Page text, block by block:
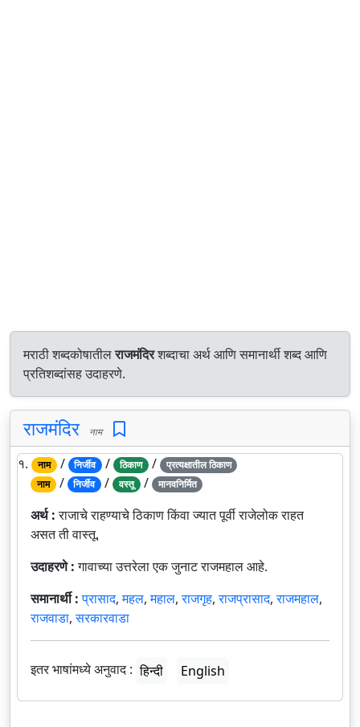
मराठी शब्दकोषातीलराजमंदिरशब्दाचा अर्थ आणि समानार्थी शब्द आणि
प्रतिशब्दांसह उदाहरणे.
राजमंदिर नाम
१. नाम / निर्जीव / ठिकाण /
प्रत्यक्षातील ठिकाण
नाम / निर्जीव / वस्तू / मानवनिर्मित
अर्थ :राजाचे राहण्याचे ठिकाण किंवा ज्यात पूर्वी राजेलोक राहत
असत ती वास्तू.
उदाहरणे :गावाच्या उत्तरेला एक जुनाट राजमहाल आहे.
समानार्थी :प्रासाद,महल,महाल,राजगृह,राजप्रासाद,राजमहाल,
राजवाडा,सरकारवाडा
इतर भाषांमध्ये अनुवाद : हिन्दी English